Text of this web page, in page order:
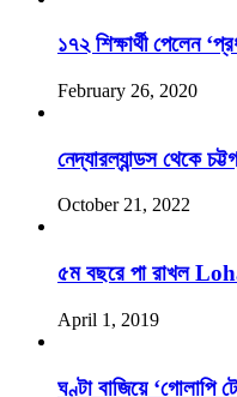
১৭২ শিক্ষার্থী পেলেন
February 26, 2020
নেদ্যারল্যান্ডস থেকে
October 21, 2022
৫ম বছরে পা রাখল
April 1, 2019
ঘণ্টা বাজিয়ে ‘গোলাপি